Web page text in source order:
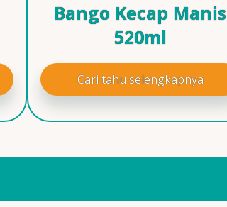
Bango Kecap Manis
520ml
Cari tahu selengkapnya